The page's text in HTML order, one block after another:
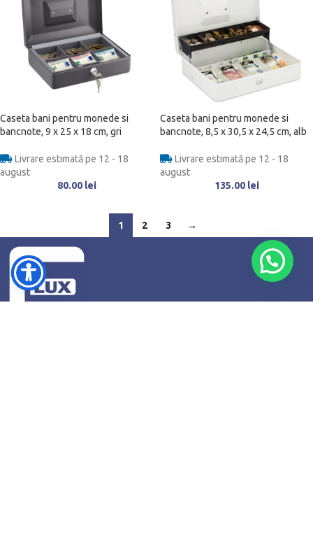
Caseta bani pentru monede si
bancnote, 9 x 25 x 18 cm, gri
Livrare estimată pe 12 - 18
august
80.00 lei
Caseta bani pentru monede si
bancnote, 8,5 x 30,5 x 24,5 cm, alb
Livrare estimată pe 12 - 18
august
135.00 lei
1 2 3 →